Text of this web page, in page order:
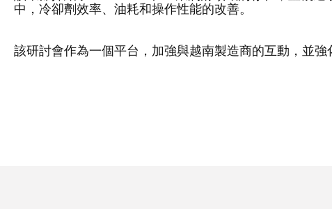
中，冷卻劑效率、油耗和操作性能的改善。
該研討會作為一個平台，加強與越南製造商的互動，並